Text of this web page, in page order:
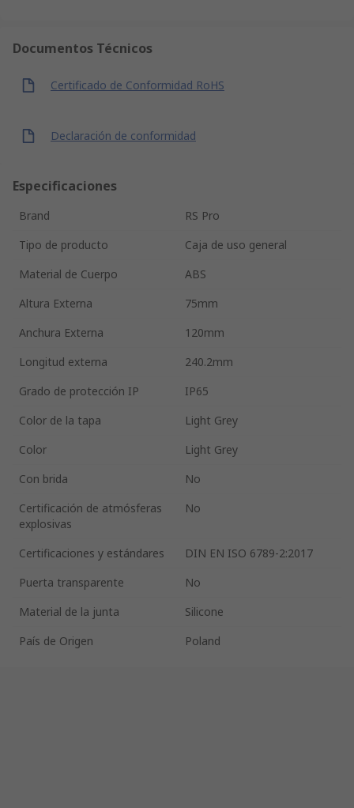
Documentos Técnicos
Certificado de Conformidad RoHS
Declaración de conformidad
Especificaciones
Brand
RS Pro
Tipo de producto
Caja de uso general
Material de Cuerpo
ABS
Altura Externa
75mm
Anchura Externa
120mm
Longitud externa
240.2mm
Grado de protección IP
IP65
Color de la tapa
Light Grey
Color
Light Grey
Con brida
No
Certificación de atmósferas
explosivas
No
Certificaciones y estándares
DIN EN ISO 6789-2:2017
Puerta transparente
No
Material de la junta
Silicone
País de Origen
Poland